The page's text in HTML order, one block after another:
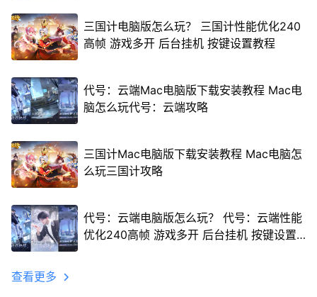
三国计电脑版怎么玩？ 三国计性能优化240
高帧 游戏多开 后台挂机 按键设置教程
代号：云端Mac电脑版下载安装教程 Mac电
脑怎么玩代号：云端攻略
三国计Mac电脑版下载安装教程 Mac电脑怎
么玩三国计攻略
代号：云端电脑版怎么玩？ 代号：云端性能
优化240高帧 游戏多开 后台挂机 按键设置
查看更多